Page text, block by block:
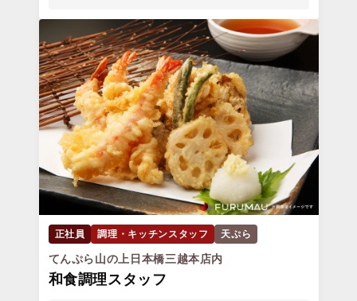
正社員 調理・キッチンスタッフ 天ぷら
てんぷら山の上日本橋三越本店内
和食調理スタッフ